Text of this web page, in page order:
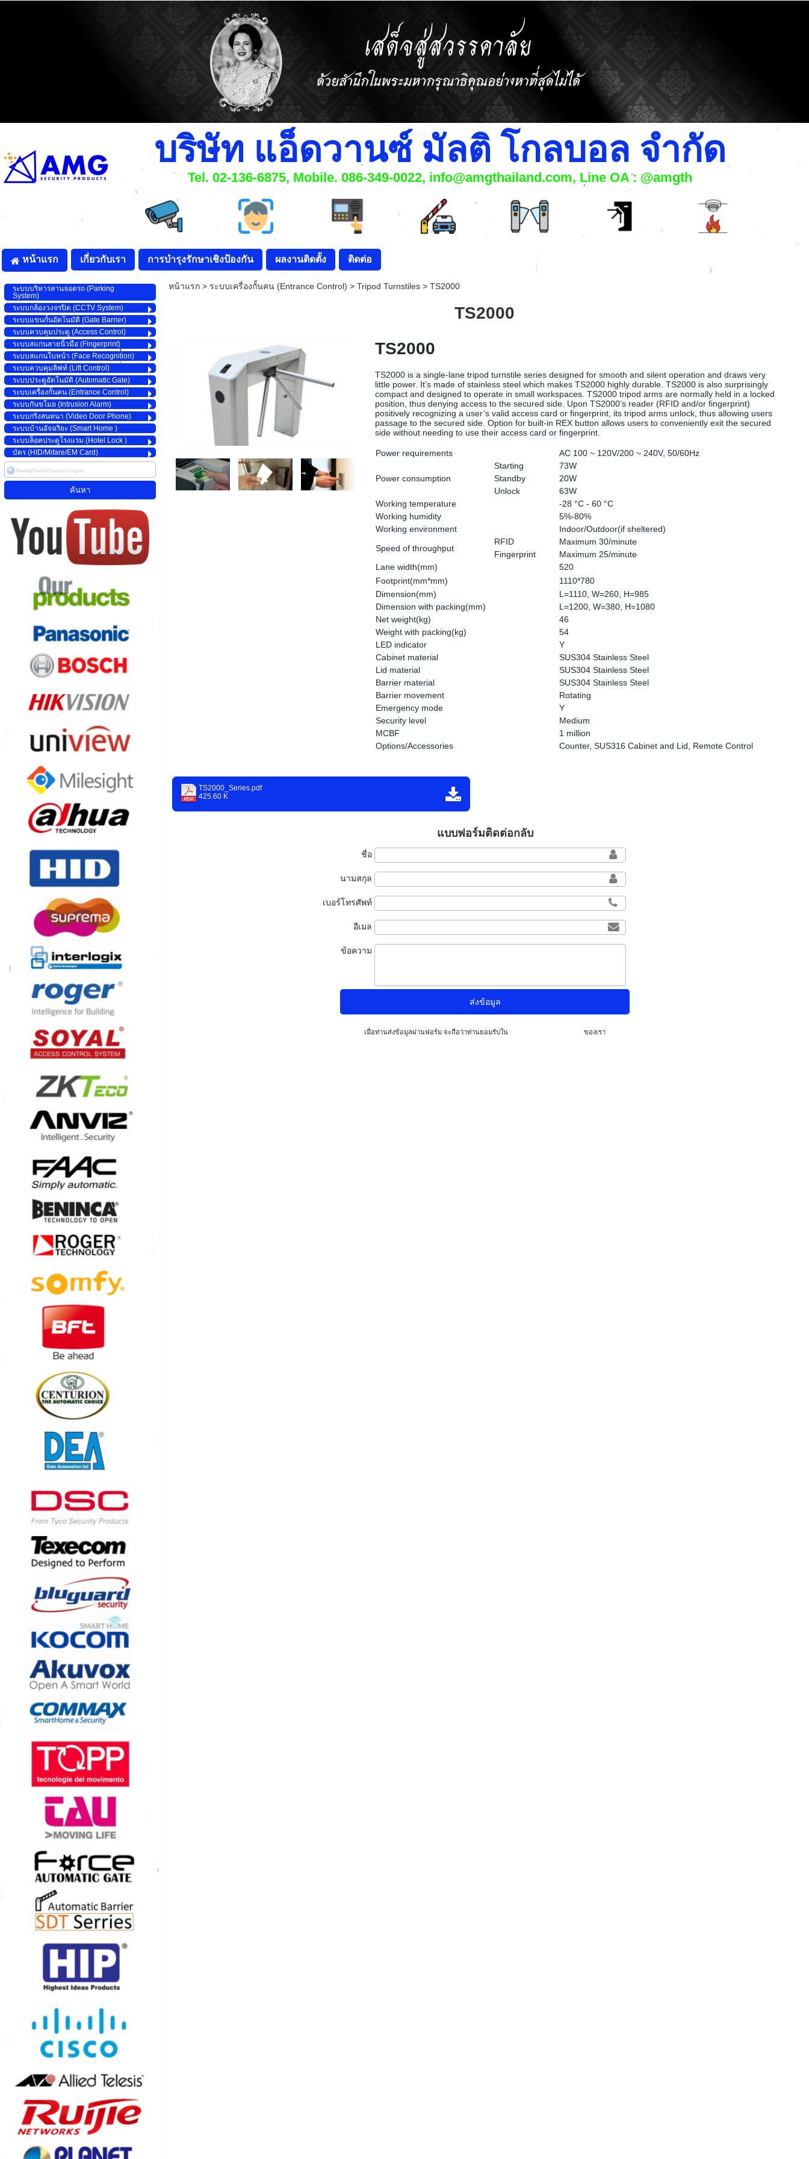
บริษัท แอ็ดวานซ์ มัลติ โกลบอล จำกัด
Tel. 02-136-6875, Mobile. 086-349-0022, info@amgthailand.com, Line OA : @amgth
หน้าแรก เกี่ยวกับเรา การบำรุงรักษาเชิงป้องกัน ผลงานติดตั้ง ติดต่อ
ระบบบริหารลานจอดรถ (Parking
System)
ระบบกล้องวงจรปิด (CCTV System)
ระบบแขนกั้นอัตโนมัติ (Gate Barrier)
ระบบควบคุมประตู (Access Control)
ระบบสแกนลายนิ้วมือ (Fingerprint)
ระบบสแกนใบหน้า (Face Recognition)
ระบบควบคุมลิฟท์ (Lift Control)
ระบบประตูอัตโนมัติ (Automatic Gate)
ระบบเครื่องกั้นคน (Entrance Control)
ระบบกันขโมย (Intrusion Alarm)
ระบบกริ่งสนทนา (Video Door Phone)
ระบบบ้านอัจฉริยะ (Smart Home )
ระบบล็อคประตูโรงแรม (Hotel Lock )
บัตร (HID/Mifare/EM Card)
หน้าแรก> ระบบเครื่องกั้นคน (Entrance Control) > Tripod Turnstiles> TS2000
TS2000
TS2000
TS2000 is a single-lane tripod turnstile series designed for smooth and silent operation and draws very
little power. It’s made of stainless steel which makes TS2000 highly durable. TS2000 is also surprisingly
compact and designed to operate in small workspaces. TS2000 tripod arms are normally held in a locked
position, thus denying access to the secured side. Upon TS2000’s reader (RFID and/or fingerprint)
positively recognizing a user’s valid access card or fingerprint, its tripod arms unlock, thus allowing users
passage to the secured side. Option for built-in REX button allows users to conveniently exit the secured
side without needing to use their access card or fingerprint.
Power requirements AC 100 ~ 120V/200 ~ 240V, 50/60Hz
Power consumption
Starting
73W
Standby
20W
Unlock
63W
Working temperature
-28 °C - 60 °C
Working humidity
5%-80%
Working environment
Indoor/Outdoor(if sheltered)
Speed of throughput
RFID
Maximum 30/minute
Fingerprint
Maximum 25/minute
Lane width(mm)
520
Footprint(mm*mm)
1110*780
Dimension(mm)
L=1110, W=260, H=985
Dimension with packing(mm)
L=1200, W=380, H=1080
Net weight(kg)
46
Weight with packing(kg)
54
LED indicator
Y
Cabinet material
SUS304 Stainless Steel
Lid material
SUS304 Stainless Steel
Barrier material
SUS304 Stainless Steel
Barrier movement
Rotating
Emergency mode
Y
Security level
Medium
MCBF
1 million
Options/Accessories
Counter, SUS316 Cabinet and Lid, Remote Control
TS2000_Series.pdf
425.60 K
แบบฟอร์มติดต่อกลับ
ชื่อ
นามสกุล
เบอร์โทรศัพท์
อีเมล
ข้อความ
เมื่อท่านส่งข้อมูลผ่านฟอร์ม จะถือว่าท่านยอมรับใน นโยบายความเป็นส่วนตัวของเรา